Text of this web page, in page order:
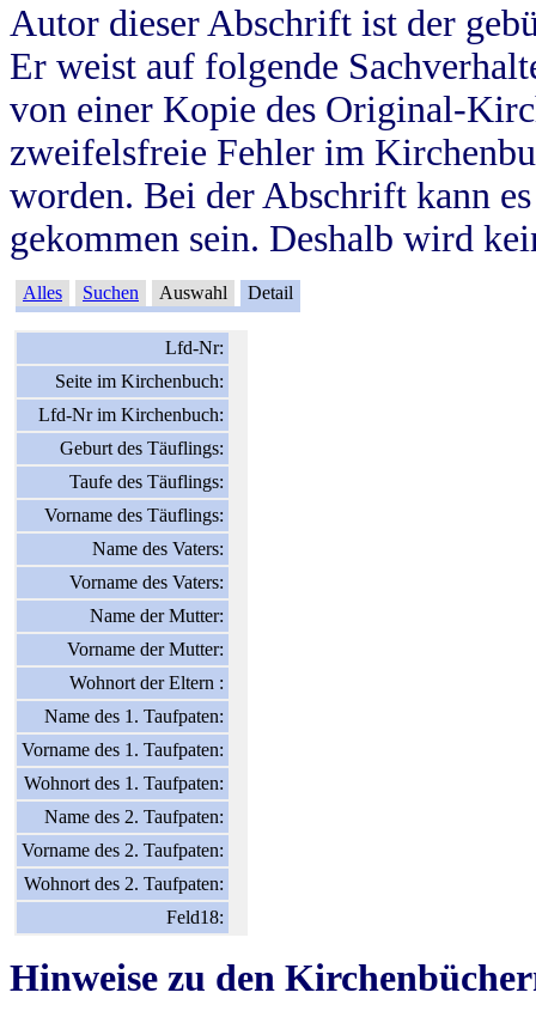
Autor dieser Abschrift ist der
Er weist auf folgende
von einer Kopie des Original-
zweifelsfreie Fehler im
worden. Bei der Abschrift kann
gekommen sein. Deshalb wird
Alles Suchen Auswahl Detail
Lfd-Nr:
Seite im Kirchenbuch:
Lfd-Nr im Kirchenbuch:
Geburt des Täuflings:
Taufe des Täuflings:
Vorname des Täuflings:
Name des Vaters:
Vorname des Vaters:
Name der Mutter:
Vorname der Mutter:
Wohnort der Eltern :
Name des 1. Taufpaten:
Vorname des 1. Taufpaten:
Wohnort des 1. Taufpaten:
Name des 2. Taufpaten:
Vorname des 2. Taufpaten:
Wohnort des 2. Taufpaten:
Feld18:
Hinweise zu den